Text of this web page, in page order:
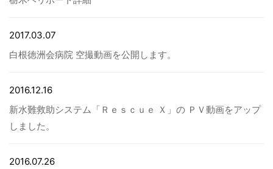
設計及び建築関係者の方
English
2017.03.07
白根徳洲会病院 空撮動画を公開します。
2016.12.16
新水難救助システム「Ｒｅｓｃｕｅ Ｘ」の ＰＶ動画をアップ
しました。
2016.07.26